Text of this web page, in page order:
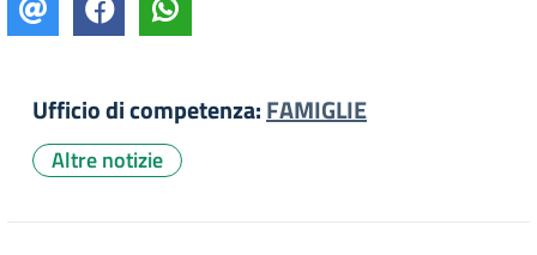
Ufficio di competenza:FAMIGLIE
Altre notizie